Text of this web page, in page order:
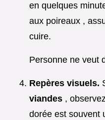
en quelques
aux poireaux ,
cuire.
Personne ne veut
Repères visuels.
viandes ,
dorée est souvent